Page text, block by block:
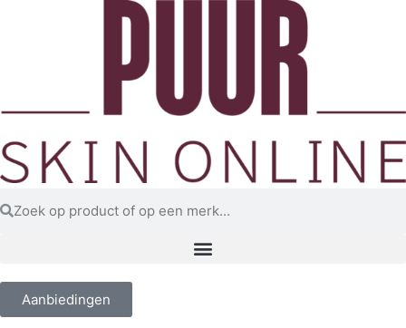
Aanbiedingen